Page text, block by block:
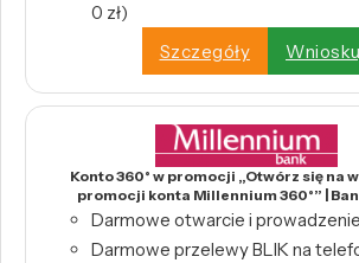
0 zł)
Szczegóły
Konto 360° w promocji „Otwórz się na
promocji konta Millennium 360°” |
Darmowe otwarcie i
Darmowe przelewy BLIK na